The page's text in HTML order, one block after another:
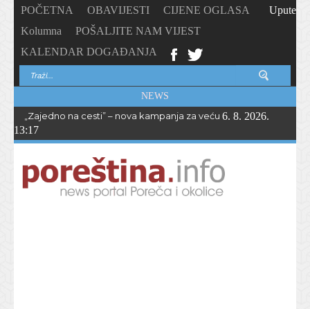
POČETNA OBAVIJESTI
CIJENE OGLASA
Kolumna
POŠALJITE NAM VIJEST
KALENDAR DOGAĐANJA
Upute
NEWS
„Zajedno na cesti” – nova kampanja za veću sigurnost biciklista
6. 8. 2026.
13:17